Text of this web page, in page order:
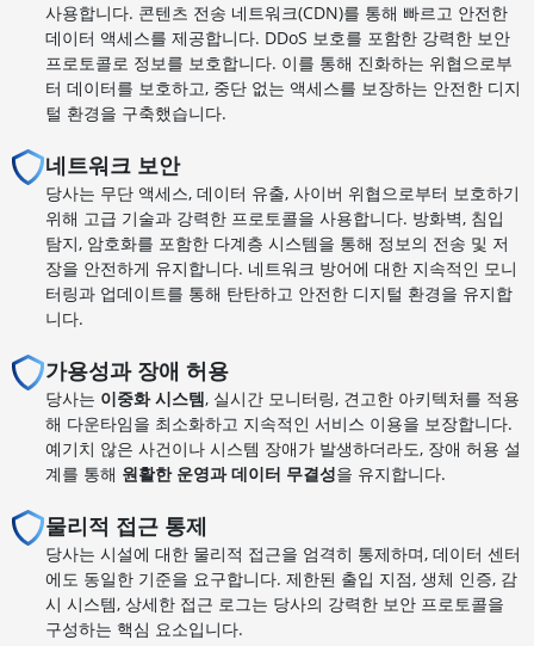
사용합니다. 콘텐츠 전송 네트워크(CDN)를 통해 빠르고 안전한
데이터 액세스를 제공합니다. DDoS 보호를 포함한 강력한 보안
프로토콜로 정보를 보호합니다. 이를 통해 진화하는 위협으로부
터 데이터를 보호하고, 중단 없는 액세스를 보장하는 안전한 디지
털 환경을 구축했습니다.
네트워크 보안
당사는 무단 액세스, 데이터 유출, 사이버 위협으로부터 보호하기
위해 고급 기술과 강력한 프로토콜을 사용합니다. 방화벽, 침입
탐지, 암호화를 포함한 다계층 시스템을 통해 정보의 전송 및 저
장을 안전하게 유지합니다. 네트워크 방어에 대한 지속적인 모니
터링과 업데이트를 통해 탄탄하고 안전한 디지털 환경을 유지합
니다.
가용성과 장애 허용
당사는 이중화 시스템, 실시간 모니터링, 견고한 아키텍처를 적용
해 다운타임을 최소화하고 지속적인 서비스 이용을 보장합니다.
예기치 않은 사건이나 시스템 장애가 발생하더라도, 장애 허용 설
계를 통해 원활한 운영과 데이터 무결성을 유지합니다.
물리적 접근 통제
당사는 시설에 대한 물리적 접근을 엄격히 통제하며, 데이터 센터
에도 동일한 기준을 요구합니다. 제한된 출입 지점, 생체 인증, 감
시 시스템, 상세한 접근 로그는 당사의 강력한 보안 프로토콜을
구성하는 핵심 요소입니다.